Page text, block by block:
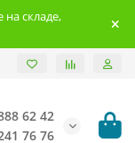
складе,
62 42
76 76